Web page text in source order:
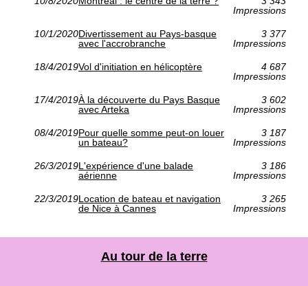
Impressions
10/1/2020Divertissement au Pays-basque
avec l'accrobranche
3 377
Impressions
18/4/2019Vol d'initiation en hélicoptère
4 687
Impressions
17/4/2019À la découverte du Pays Basque
avec Arteka
3 602
Impressions
08/4/2019Pour quelle somme peut-on louer
un bateau?
3 187
Impressions
26/3/2019L'expérience d'une balade
aérienne
3 186
Impressions
22/3/2019Location de bateau et navigation
de Nice à Cannes
3 265
Impressions
Au tour de la terre